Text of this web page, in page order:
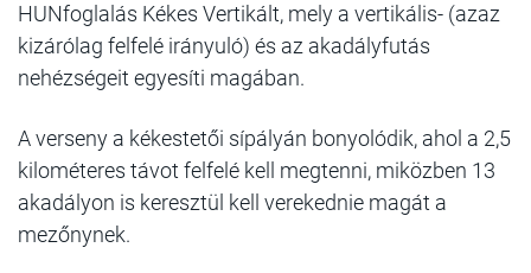
HUNfoglalás Kékes Vertikált, mely a vertikális- (azaz
kizárólag felfelé irányuló) és az akadályfutás
nehézségeit egyesíti magában.
A verseny a kékestetői sípályán bonyolódik, ahol a 2,5
kilométeres távot felfelé kell megtenni, miközben 13
akadályon is keresztül kell verekednie magát a
mezőnynek.